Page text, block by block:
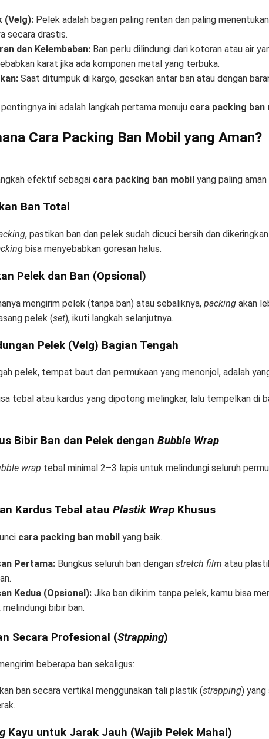
(Velg): Pelek adalah bagian paling rentan dan paling
secara drastis.
dan Kelembaban: Ban perlu dilindungi dari kotoran atau air
karat jika ada komponen metal yang terbuka.
Saat ditumpuk di kargo, gesekan antar ban atau dengan
ini adalah langkah pertama menuju cara packing ban
Cara Packing Ban Mobil yang Aman?
efektif sebagai cara packing ban mobil yang paling
Ban Total
, pastikan ban dan pelek sudah dicuci bersih dan
bisa menyebabkan goresan halus.
Pelek dan Ban (Opsional)
mengirim pelek (tanpa ban) atau sebaliknya, packing akan
pelek (set), ikuti langkah selanjutnya.
Pelek (Velg) Bagian Tengah
pelek, tempat baut dan permukaan yang menonjol, adalah
tebal atau kardus yang dipotong melingkar, lalu tempelkan di
Bibir Ban dan Pelek dengan Bubble Wrap
wrap tebal minimal 2–3 lapis untuk melindungi seluruh
Kardus Tebal atau Plastik Wrap Khusus
cara packing ban mobil yang baik.
Pertama: Bungkus seluruh ban dengan stretch film atau
Kedua (Opsional): Jika ban dikirim tanpa pelek, kamu bisa
bibir ban.
Secara Profesional (Strapping)
beberapa ban sekaligus:
ban secara vertikal menggunakan tali plastik (strapping) yang
Kayu untuk Jarak Jauh (Wajib Pelek Mahal)